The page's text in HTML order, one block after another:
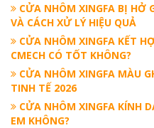
CỬA NHÔM XINGFA BỊ HỞ
VÀ CÁCH XỬ LÝ HIỆU QUẢ
CỬA NHÔM XINGFA KẾT
CMECH CÓ TỐT KHÔNG?
CỬA NHÔM XINGFA MÀU
TINH TẾ 2026
CỬA NHÔM XINGFA KÍNH
EM KHÔNG?